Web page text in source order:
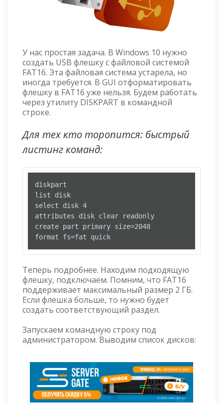
У нас простая задача. В Windows 10 нужно
создать USB флешку с файловой системой
FAT16. Эта файловая система устарела, но
иногда требуется. В GUI отформатировать
флешку в FAT16 уже нельзя. Будем работать
через утилиту DISKPART в командной
строке.
Для тех кто торопится: быстрый
листинг команд:
diskpart
list disk
select disk 4
attributes disk clear readonly
create part primary size=2048
format fs=fat quick
Теперь подробнее. Находим подходящую
флешку, подключаем. Помним, что FAT16
поддерживает максимальный размер 2 ГБ.
Если флешка больше, то нужно будет
создать соответствующий раздел.
Запускаем командную строку под
администратором. Выводим список дисков: